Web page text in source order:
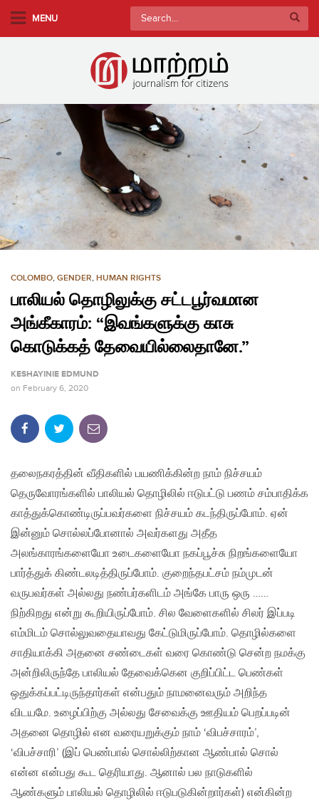
m
a
i
n
c
t
MENU
Search
for:
COLOMBO, GENDER, HUMAN RIGHTS
பாலியல் தொழிலுக்கு சட்டபூர்வமான
அங்கீகாரம்: “இவங்களுக்கு காசு
கொடுக்கத் தேவையில்லைதானே.”
KESHAYINIE EDMUND
on February 6, 2020
தலைநகரத்தின் வீதிகளில் பயணிக்கின்ற நாம் நிச்சயம்
தெருவோரங்களில் பாலியல் தொழிலில் ஈடுபட்டு பணம் சம்பாதிக்க
காத்துக்கொண்டிருப்பவர்களை நிச்சயம் கடந்திருப்போம். ஏன்
இன்னும் சொல்லப்போனால் அவர்களது அதீத
அலங்காரங்களையோ உடைகளையோ நகப்பூச்சு நிறங்களையோ
பார்த்துக் கிண்டலடித்திருப்போம். குறைந்தபட்சம் நம்முடன்
வருபவர்கள் அல்லது நண்பர்களிடம் அங்கே பாரு ஒரு ……
நிற்கிறது என்று கூறியிருப்போம். சில வேளைகளில் சிலர் இப்படி
எம்மிடம் சொல்லுவதையாவது கேட்டுமிருப்போம். தொழில்களை
சாதியாக்கி அதனை சண்டைகள் வரை கொண்டு சென்ற நமக்கு
அன்றிலிருந்தே பாலியல் தேவைக்கென குறிப்பிட்ட பெண்கள்
ஒதுக்கப்பட்டிருந்தார்கள் என்பதும் நாமனைவரும் அறிந்த
விடயமே. உழைப்பிற்கு அல்லது சேவைக்கு ஊதியம் பெறப்படின்
அதனை தொழில் என வரையறுக்கும் நாம் ‘விபச்சாரம்’,
‘விபச்சாரி’ (இப் பெண்பால் சொல்லிற்கான ஆண்பால் சொல்
என்ன என்பது கூட தெரியாது. ஆனால் பல நாடுகளில்
ஆண்களும் பாலியல் தொழிலில் ஈடுபடுகின்றார்கள்) என்கின்ற